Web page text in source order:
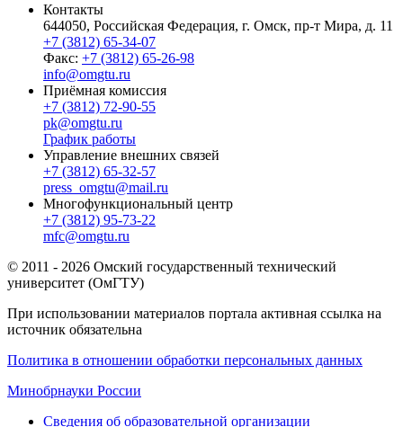
Контакты
644050, Российская Федерация, г. Омск, пр-т Мира, д. 11
+7 (3812) 65-34-07
Факс: +7 (3812) 65-26-98
info@omgtu.ru
Приёмная комиссия
+7 (3812) 72-90-55
pk@omgtu.ru
График работы
Управление внешних связей
+7 (3812) 65-32-57
press_omgtu@mail.ru
Многофункциональный центр
+7 (3812) 95-73-22
mfc@omgtu.ru
© 2011 - 2026 Омский государственный технический
университет (ОмГТУ)
При использовании материалов портала активная ссылка на
источник обязательна
Политика в отношении обработки персональных данных
Минобрнауки России
Сведения об образовательной организации